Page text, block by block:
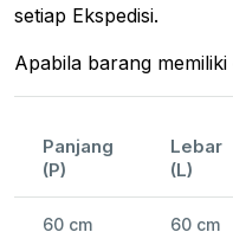
setiap Ekspedisi.
Apabila barang
Panjang
(P)
Lebar
(L)
60 cm 60 cm